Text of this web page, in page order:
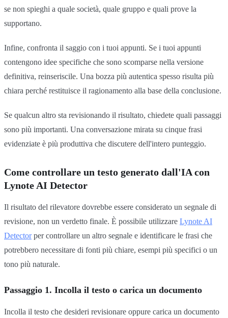
se non spieghi a quale società, quale gruppo e quali prove la
supportano.
Infine, confronta il saggio con i tuoi appunti. Se i tuoi appunti
contengono idee specifiche che sono scomparse nella versione
definitiva, reinseriscile. Una bozza più autentica spesso risulta più
chiara perché restituisce il ragionamento alla base della conclusione.
Se qualcun altro sta revisionando il risultato, chiedete quali passaggi
sono più importanti. Una conversazione mirata su cinque frasi
evidenziate è più produttiva che discutere dell'intero punteggio.
Come controllare un testo generato dall'IA con
Lynote AI Detector
Il risultato del rilevatore dovrebbe essere considerato un segnale di
revisione, non un verdetto finale. È possibile utilizzare Lynote AI
Detectorper controllare un altro segnale e identificare le frasi che
potrebbero necessitare di fonti più chiare, esempi più specifici o un
tono più naturale.
Passaggio 1. Incolla il testo o carica un documento
Incolla il testo che desideri revisionare oppure carica un documento